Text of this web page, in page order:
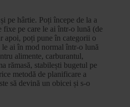
pe hârtie. Poți începe de la a
fixe pe care le ai într-o lună (de
apoi, poți pune în categorii o
ai în mod normal într-o lună
alimente, carburantul,
rămasă, stabilești bugetul pe
metodă de planificare a
să devină un obicei și s-o